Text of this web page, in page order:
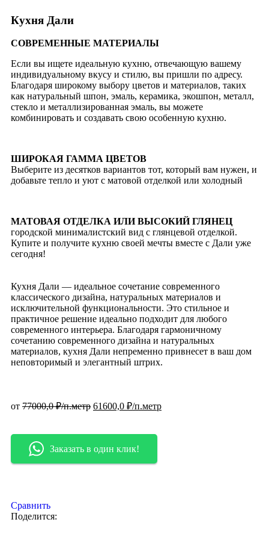
Кухня Дали
СОВРЕМЕННЫЕ МАТЕРИАЛЫ
Если вы ищете идеальную кухню, отвечающую вашему
индивидуальному вкусу и стилю, вы пришли по адресу.
Благодаря широкому выбору цветов и материалов, таких
как натуральный шпон, эмаль, керамика, экошпон, металл,
стекло и металлизированная эмаль, вы можете
комбинировать и создавать свою особенную кухню.
ШИРОКАЯ ГАММА ЦВЕТОВ
Выберите из десятков вариантов тот, который вам нужен, и
добавьте тепло и уют с матовой отделкой или холодный
МАТОВАЯ ОТДЕЛКА ИЛИ ВЫСОКИЙ ГЛЯНЕЦ
городской минималистский вид с глянцевой отделкой.
Купите и получите кухню своей мечты вместе с Дали уже
сегодня!
Кухня Дали — идеальное сочетание современного
классического дизайна, натуральных материалов и
исключительной функциональности. Это стильное и
практичное решение идеально подходит для любого
современного интерьера. Благодаря гармоничному
сочетанию современного дизайна и натуральных
материалов, кухня Дали непременно привнесет в ваш дом
неповторимый и элегантный штрих.
от 77000,0₽/п.метр 61600,0 ₽/п.метр
Заказать в один клик!
Сравнить
Поделится: